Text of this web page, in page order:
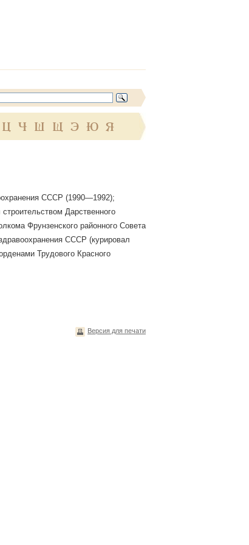
Ц Ч Ш Щ Э Ю Я
СССР (1990—1992);
Дарственного
Фрунзенского районного Совета
СССР (курировал
Трудового Красного
Версия для печати